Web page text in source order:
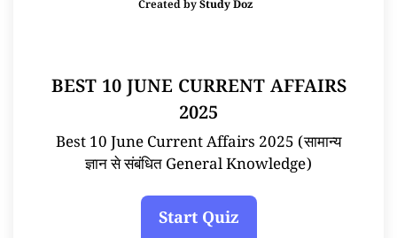
Created byStudy Doz
BEST 10 JUNE CURRENT AFFAIRS
2025
Best 10 June Current Affairs 2025 (सामान्य
ज्ञान से संबंधित General Knowledge)